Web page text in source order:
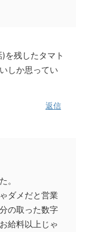
を残したタマト
しか思ってい
返信
。
ダメだと営業
の取った数字
給料以上じゃ